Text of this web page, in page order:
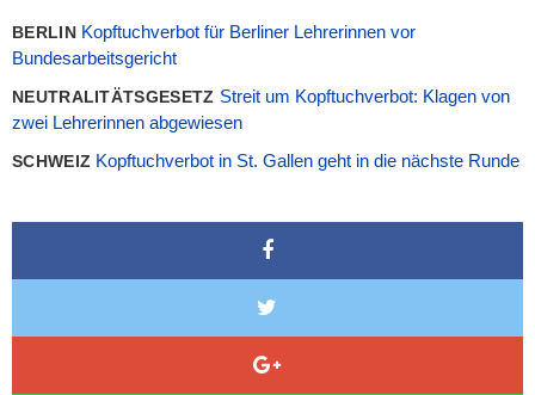
BERLIN Kopftuchverbot für Berliner Lehrerinnen vor
Bundesarbeitsgericht
NEUTRALITÄTSGESETZ Streit um Kopftuchverbot: Klagen von
zwei Lehrerinnen abgewiesen
SCHWEIZ Kopftuchverbot in St. Gallen geht in die nächste Runde